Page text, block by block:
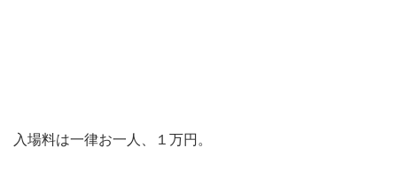
入場料は一律お一人、１万円。